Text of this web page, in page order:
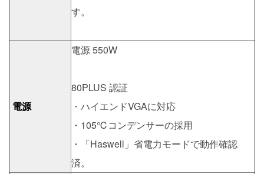
す。
電源
電源 550W
80PLUS 認証
・ハイエンドVGAに対応
・105℃コンデンサーの採用
・「Haswell」省電力モードで動作確認
済。